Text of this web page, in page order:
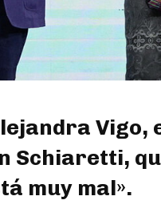
Vigo,
Schiaretti,
muy mal».